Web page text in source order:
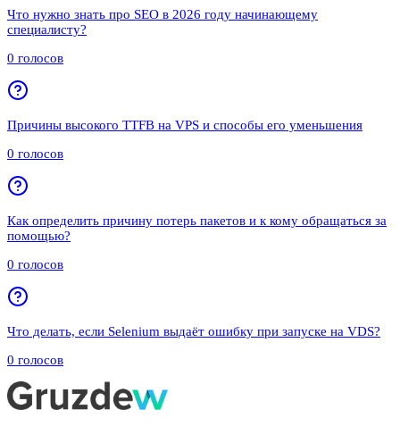
Что нужно знать про SEO в 2026 году начинающему
специалисту?
0 голосов
Причины высокого TTFB на VPS и способы его уменьшения
0 голосов
Как определить причину потерь пакетов и к кому обращаться за
помощью?
0 голосов
Что делать, если Selenium выдаёт ошибку при запуске на VDS?
0 голосов